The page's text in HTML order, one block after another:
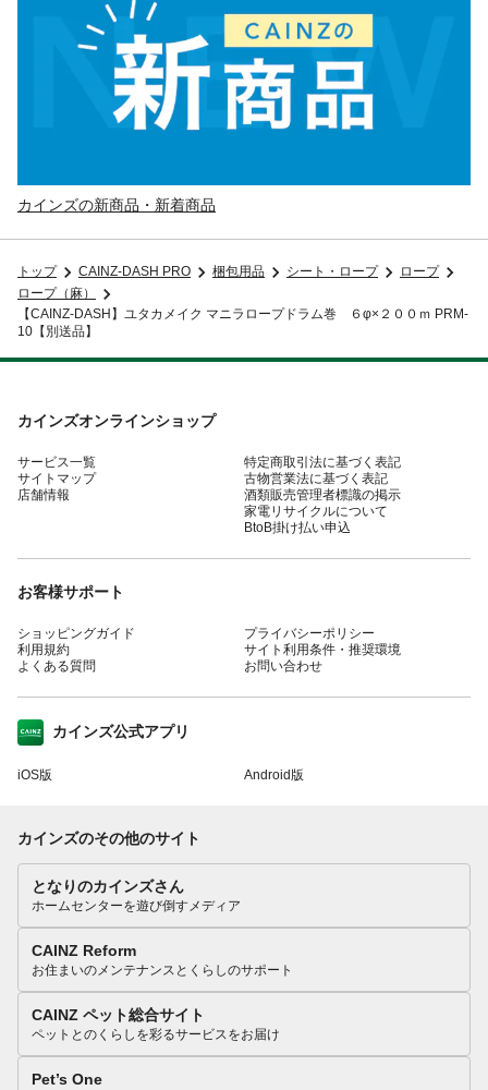
カインズの新商品・新着商品
トップ CAINZ-DASH PRO 梱包用品 シート・ロープ
ロープ
ロープ（麻）
【CAINZ-DASH】ユタカメイク マニラロープドラム巻 ６φ×２００ｍ PRM-
10【別送品】
カインズオンラインショップ
サービス一覧
サイトマップ
店舗情報
特定商取引法に基づく表記
古物営業法に基づく表記
酒類販売管理者標識の掲示
家電リサイクルについて
BtoB掛け払い申込
お客様サポート
ショッピングガイド
利用規約
よくある質問
プライバシーポリシー
サイト利用条件・推奨環境
お問い合わせ
カインズ公式アプリ
iOS版 Android版
カインズのその他のサイト
となりのカインズさん
ホームセンターを遊び倒すメディア
CAINZ Reform
お住まいのメンテナンスとくらしのサポート
CAINZ ペット総合サイト
ペットとのくらしを彩るサービスをお届け
Pet’s One